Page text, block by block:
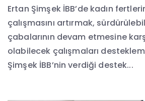
Ertan Şimşek İBB’de kadın
çalışmasını artırmak,
çabalarının devam etmesine
olabilecek çalışmaları
Şimşek İBB’nin verdiği destek...